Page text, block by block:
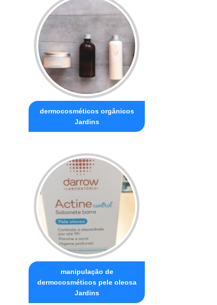
dermocosméticos orgânicos
Jardins
manipulação de
dermocosméticos pele oleosa
Jardins